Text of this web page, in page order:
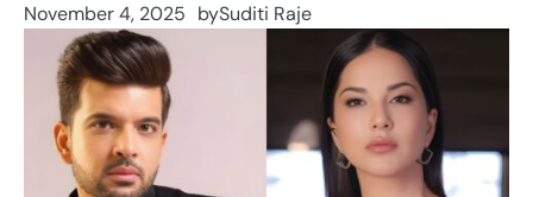
November 4, 2025 bySuditi Raje